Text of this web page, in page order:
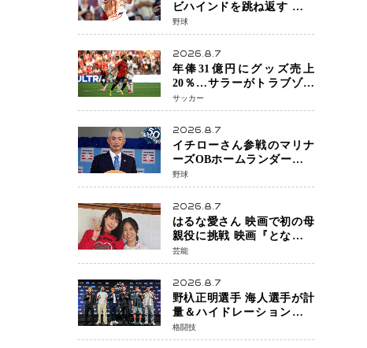
ビハインドを跳ね返す 延長
13回サヨナラ勝ち 吉田正尚
選手も2安打1打点で貢献 4得
点以上は驚異の28連勝
野球
2026.8.7
年俸31億円にグッズ売上
20％…サラーがトラブゾン
スポル加入 世界サッカーは
「五大リーグ一強」から新
時代へ
サッカー
2026.8.7
イチローさん参戦のマリナ
ーズOBホームランダービー
が無料生配信 北米ならで
はの“魅せる興行”に世界が
注目
野球
2026.8.7
はるな愛さん 映画で初の母
親役に挑戦 映画『となりの
とらんす少女ちゃん』11月7
日公開 未来の自分との対話
を描く注目作
芸能
2026.8.7
野杁正明選手 海人選手が計
量＆ハイドレーションテス
トをクリア「ONE
SAMURAI 2」決戦へ万全の
格闘技